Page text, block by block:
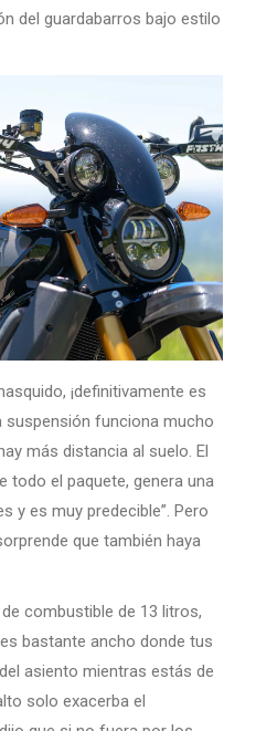
del guardabarros bajo estilo
¡definitivamente es
suspensión funciona mucho
más distancia al suelo. El
todo el paquete, genera una
y es muy predecible”. Pero
que también haya
combustible de 13 litros,
bastante ancho donde tus
asiento mientras estás de
solo exacerba el